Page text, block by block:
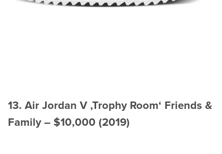
13. Air Jordan V ‚Trophy Room‘ Friends &
Family – $10,000 (2019)